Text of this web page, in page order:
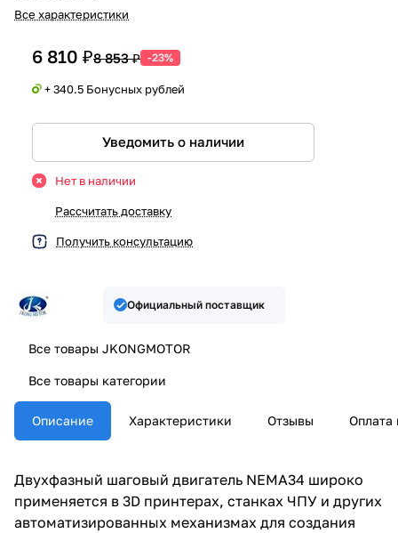
Все характеристики
6 810 ₽8 853 ₽ -23%
+ 340.5 Бонусных рублей
Уведомить о наличии
Нет в наличии
Рассчитать доставку
Получить консультацию
Официальный поставщик
Все товары JKONGMOTOR
Все товары категории
Описание Характеристики Отзывы Оплата
Двухфазный шаговый двигатель NEMA34 широко
применяется в 3D принтерах, станках ЧПУ и других
автоматизированных механизмах для создания